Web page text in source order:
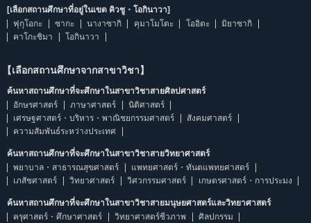
[เลือกสถานศึกษาที่อยู่ในเขต คิวชู・โอกินาวา]
ฟุกุโอกะ
ซากะ นางาซากิ คุมาโมโตะ โออิตะ
มิยาซากิ
คาโกะชิมา
โอกินาวา
【เลือกสถานศึกษาจากสาขาวิชา】
ค้นหาสถานศึกษาที่จะศึกษาในสาขาวิชาสายศิลปศาสตร์
อักษรศาสตร์
ภาษาศาสตร์
นิติศาสตร์
เศรษฐศาสตร์・บริหาร・พาณิชยกรรมศาสตร์
สังคมศาสตร์
ความสัมพันธ์ระหว่างประเทศ
ค้นหาสถานศึกษาที่จะศึกษาในสาขาวิชาสายวิทยาศาสตร์
พยาบาล・สาธารณสุขศาสตร์
แพทยศาสตร์・ทันตแพทยศาสตร์
เภสัชศาสตร์
วิทยาศาสตร์ วิศวกรรมศาสตร์ เกษตรศาสตร์・การประมง
ค้นหาสถานศึกษาที่จะศึกษาในสาขาวิชาสายมนุษยศาสตร์และวิทยาศาสตร์
ครุศาสตร์・ศึกษาศาสตร์
วิทยาศาสตร์ชีวภาพ
ศิลปกรรม